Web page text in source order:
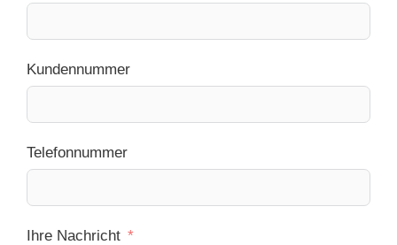
Kundennummer
Telefonnummer
Ihre Nachricht